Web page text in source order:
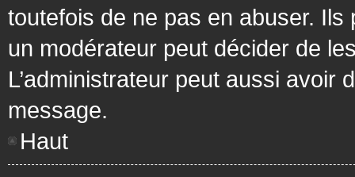
toutefois de ne pas en abuser.
un modérateur peut décider de
L’administrateur peut aussi avoir
message.
Haut